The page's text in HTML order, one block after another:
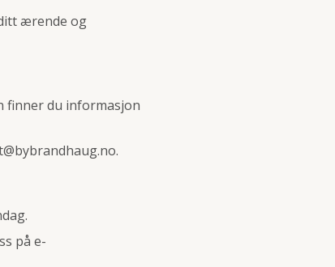
ærende og
finner du informasjon
.
på e-